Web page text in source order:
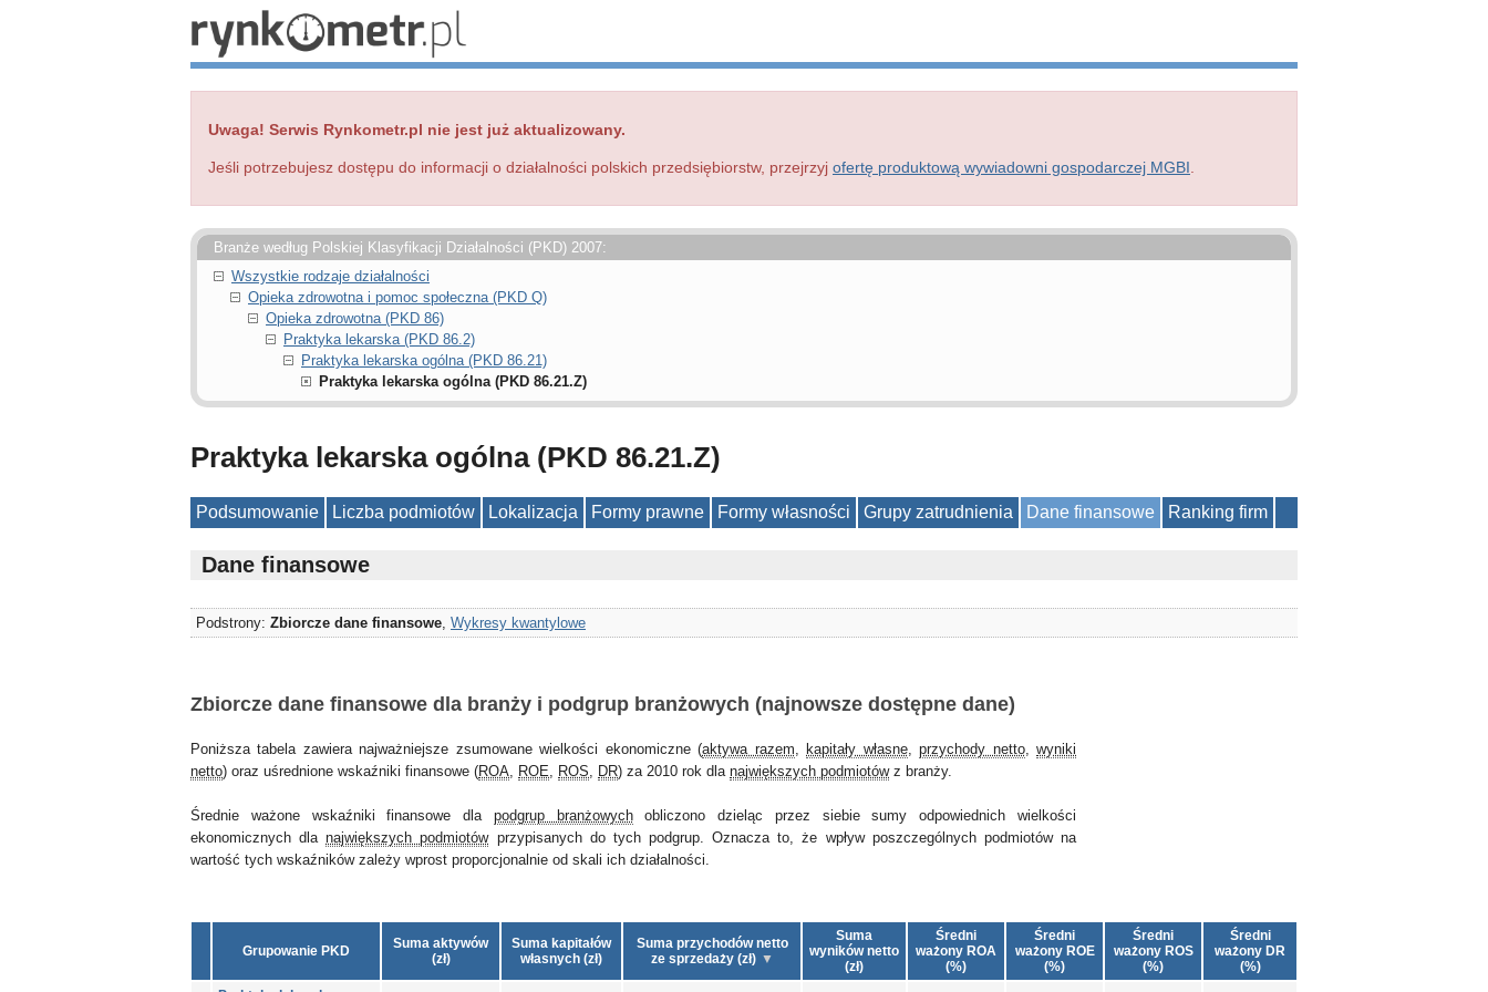
Uwaga! Serwis Rynkometr.pl nie jest już aktualizowany.
Jeśli potrzebujesz dostępu do informacji o działalności polskich przedsiębiorstw, przejrzyj ofertę produktową wywiadowni gospodarczej MGBI
Branże według Polskiej Klasyfikacji Działalności (PKD) 2007:
Wszystkie rodzaje działalności
Opieka zdrowotna i pomoc społeczna (PKD Q)
Opieka zdrowotna (PKD 86)
Praktyka lekarska (PKD 86.2)
Praktyka lekarska ogólna (PKD 86.21)
Praktyka lekarska ogólna (PKD 86.21.Z)
Praktyka lekarska ogólna (PKD 86.21.Z)
Podsumowanie Liczba podmiotów Lokalizacja Formy prawne Formy własności Grupy zatrudnienia Dane finansowe Ranking firm
Dane finansowe
Podstrony: Zbiorcze dane finansowe, Wykresy kwantylowe
Zbiorcze dane finansowe dla branży i podgrup branżowych (najnowsze dostępne dane)
Poniższa tabela zawiera najważniejsze zsumowane wielkości ekonomiczne (aktywa razem, kapitały własne,przychody netto,wyniki
netto) oraz uśrednione wskaźniki finansowe (ROA, ROE, ROS, DR) za 2010 rok dla największych podmiotówz branży.
Średnie ważone wskaźniki finansowe dla podgrup branżowychobliczono dzieląc przez siebie sumy odpowiednich wielkości
ekonomicznych dlanajwiększych podmiotówprzypisanych do tych podgrup. Oznacza to, że wpływ poszczególnych podmiotów na
wartość tych wskaźników zależy wprost proporcjonalnie od skali ich działalności.
Grupowanie PKD
Suma aktywów
(zł)
Suma kapitałów
własnych (zł)
Suma przychodów netto
ze sprzedaży (zł)
Suma
wyników netto
(zł)
Średni
ważony ROA
(%)
Średni
ważony ROE
(%)
Średni
ważony ROS
(%)
Średni
ważony DR
(%)